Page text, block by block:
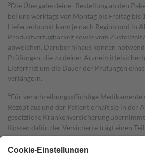
3Die Übergabe deiner Bestellung an den
bei uns werktags von Montag bis Freitag bis
Lieferzeitpunkt kann je nach Region und in
Produktverfügbarkeit sowie vom
abweichen. Darüber hinaus können
Prüfungen, die zu deiner
Lieferfrist um die Dauer der Prüfungen
verlängern.
4Für verschreibungspflichtige Medikamente
Rezept aus und der Patient erhält sie in der
gesetzliche Krankenversicherung
Kosten dafür, der Versicherte trägt einen
mit.
Grundsätzlich leisten Mitglieder